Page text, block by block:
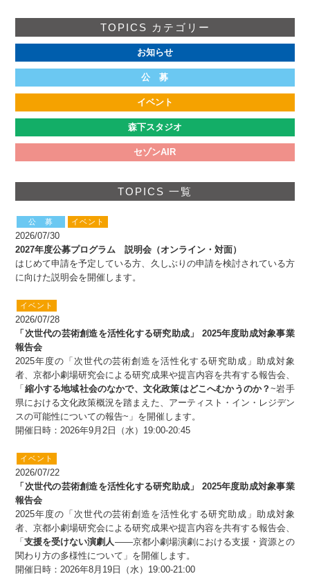
公益財団法人 セゾン文化財団
〒135-0004 東京都江東区森下3-5-6
TEL:03(3535)5566 FAX:03(3535)5565
[受付時間:月~金・10:00~17:00]
TOPICS カテゴリー
お知らせ
公 募
イベント
森下スタジオ
セゾンAIR
TOPICS 一覧
公 募 イベント
2026/07/30
2027年度公募プログラム 説明会（オンライン・対面）
はじめて申請を予定している方、久しぶりの申請を検討されている方
に向けた説明会を開催します。
イベント
2026/07/28
「次世代の芸術創造を活性化する研究助成」 2025年度助成対象事業
報告会
2025年度の「次世代の芸術創造を活性化する研究助成」助成対象
者、京都小劇場研究会による研究成果や提言内容を共有する報告会、
「 縮小する地域社会のなかで、文化政策はどこへむかうのか？~岩手
県における文化政策概況を踏まえた、アーティスト・イン・レジデン
スの可能性についての報告~」を開催します。
開催日時：2026年9月2日（水）19:00-20:45
イベント
2026/07/22
「次世代の芸術創造を活性化する研究助成」 2025年度助成対象事業
報告会
2025年度の「次世代の芸術創造を活性化する研究助成」助成対象
者、京都小劇場研究会による研究成果や提言内容を共有する報告会、
「支援を受けない演劇人――京都小劇場演劇における支援・資源との
関わり方の多様性について」を開催します。
開催日時：2026年8月19日（水）19:00-21:00